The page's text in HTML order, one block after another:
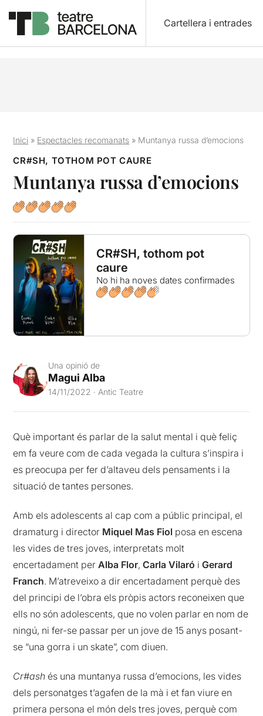
Cartellera i entrades
Inici » Espectacles recomanats » Muntanya russa d’emocions
CR#SH, TOTHOM POT CAURE
Muntanya russa d’emocions
CR#SH, tothom pot
caure
No hi ha noves dates confirmades
Una opinió de
Magui Alba
14/11/2022 · Antic Teatre
Què important és parlar de la salut mental i què feliç
em fa veure com de cada vegada la cultura s’inspira i
es preocupa per fer d’altaveu dels pensaments i la
situació de tantes persones.
Amb els adolescents al cap com a públic principal, el
dramaturg i director Miquel Mas Fiol posa en escena
les vides de tres joves, interpretats molt
encertadament perAlba Flor,Carla Vilaró iGerard
Franch. M’atreveixo a dir encertadament perquè des
del principi de l’obra els pròpis actors reconeixen que
ells no són adolescents, que no volen parlar en nom de
ningú, ni fer-se passar per un jove de 15 anys posant-
se “una gorra i un skate”, com diuen.
Cr#ash és una muntanya russa d’emocions, les vides
dels personatges t’agafen de la mà i et fan viure en
primera persona el món dels tres joves, perquè com